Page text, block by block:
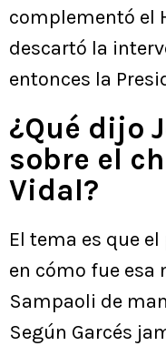
complementó el
descartó la
entonces la
¿Qué dijo
sobre el
Vidal?
El tema es que
en cómo fue esa
Sampaoli de
Según Garcés